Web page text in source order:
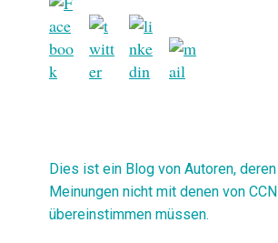
Dies ist ein Blog von Autoren, deren
Meinungen nicht mit denen von CCN
übereinstimmen müssen.